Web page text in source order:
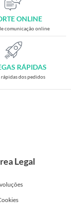
ONLINE
comunicação online
RÁPIDAS
rápidas dos pedidos
Legal